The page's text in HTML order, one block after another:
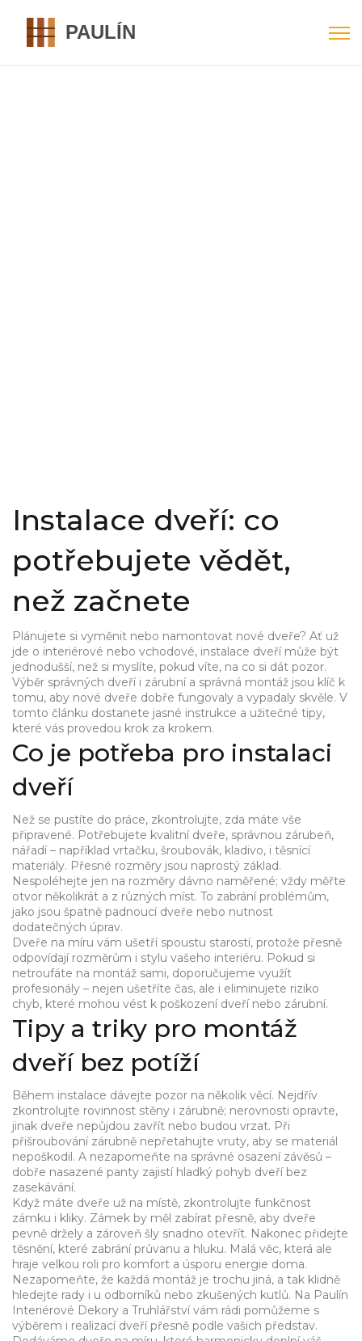
Instalace dveří: co
potřebujete vědět,
než začnete
Plánujete si vyměnit nebo namontovat nové dveře? Ať už
jde o interiérové nebo vchodové, instalace dveří může být
jednodušší, než si myslíte, pokud víte, na co si dát pozor.
Výběr správných dveří i zárubní a správná montáž jsou klíč k
tomu, aby nové dveře dobře fungovaly a vypadaly skvěle. V
tomto článku dostanete jasné instrukce a užitečné tipy,
které vás provedou krok za krokem.
Co je potřeba pro instalaci
dveří
Než se pustíte do práce, zkontrolujte, zda máte vše
připravené. Potřebujete kvalitní dveře, správnou zárubeň,
nářadí – například vrtačku, šroubovák, kladivo, i těsnící
materiály. Přesné rozměry jsou naprostý základ.
Nespoléhejte jen na rozměry dávno naměřené; vždy měřte
otvor několikrát a z různých míst. To zabrání problémům,
jako jsou špatně padnoucí dveře nebo nutnost
dodatečných úprav.
Dveře na míru vám ušetří spoustu starostí, protože přesně
odpovídají rozměrům i stylu vašeho interiéru. Pokud si
netroufáte na montáž sami, doporučujeme využít
profesionály – nejen ušetříte čas, ale i eliminujete riziko
chyb, které mohou vést k poškození dveří nebo zárubní.
Tipy a triky pro montáž
dveří bez potíží
Během instalace dávejte pozor na několik věcí. Nejdřív
zkontrolujte rovinnost stěny i zárubně; nerovnosti opravte,
jinak dveře nepůjdou zavřít nebo budou vrzat. Při
přišroubování zárubně nepřetahujte vruty, aby se materiál
nepoškodil. A nezapomeňte na správné osazení závěsů –
dobře nasazené panty zajistí hladký pohyb dveří bez
zasekávání.
Když máte dveře už na místě, zkontrolujte funkčnost
zámku i kliky. Zámek by měl zabírat přesně, aby dveře
pevně držely a zároveň šly snadno otevřít. Nakonec přidejte
těsnění, které zabrání průvanu a hluku. Malá věc, která ale
hraje velkou roli pro komfort a úsporu energie doma.
Nezapomeňte, že každá montáž je trochu jiná, a tak klidně
hledejte rady i u odborníků nebo zkušených kutlů. Na Paulín
Interiérové Dekory a Truhlářství vám rádi pomůžeme s
výběrem i realizací dveří přesně podle vašich představ.